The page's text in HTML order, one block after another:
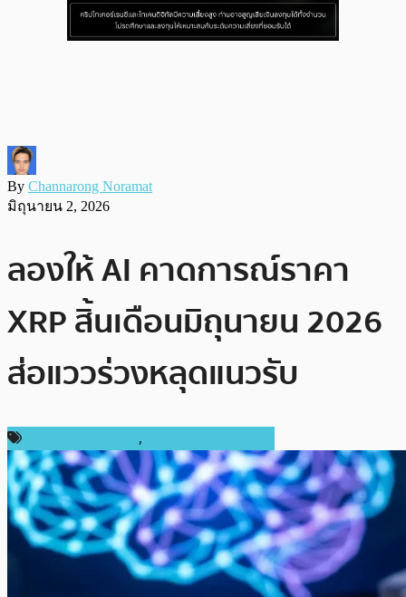
By Channarong Noramat
มิถุนายน 2, 2026
ลองให้ AI คาดการณ์ราคา
XRP สิ้นเดือนมิถุนายน 2026
ส่อแววร่วงหลุดแนวรับ
,